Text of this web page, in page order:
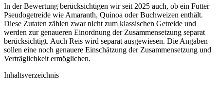
In der Bewertung berücksichtigen wir seit 2025 auch, ob ein Futter
Pseudogetreide wie Amaranth, Quinoa oder Buchweizen enthält.
Diese Zutaten zählen zwar nicht zum klassischen Getreide und
werden zur genaueren Einordnung der Zusammensetzung separat
berücksichtigt. Auch Reis wird separat ausgewiesen. Die Angaben
sollen eine noch genauere Einschätzung der Zusammensetzung und
Verträglichkeit ermöglichen.
Inhaltsverzeichnis​